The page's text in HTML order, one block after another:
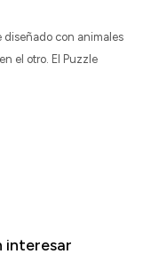
diseñado con animales
el otro. El Puzzle
interesar